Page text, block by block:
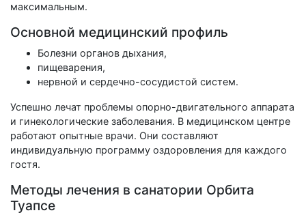
максимальным.
Основной медицинский профиль
Болезни органов дыхания,
пищеварения,
нервной и сердечно-сосудистой систем.
Успешно лечат проблемы опорно-двигательного аппарата
и гинекологические заболевания. В медицинском центре
работают опытные врачи. Они составляют
индивидуальную программу оздоровления для каждого
гостя.
Методы лечения в санатории Орбита
Туапсе